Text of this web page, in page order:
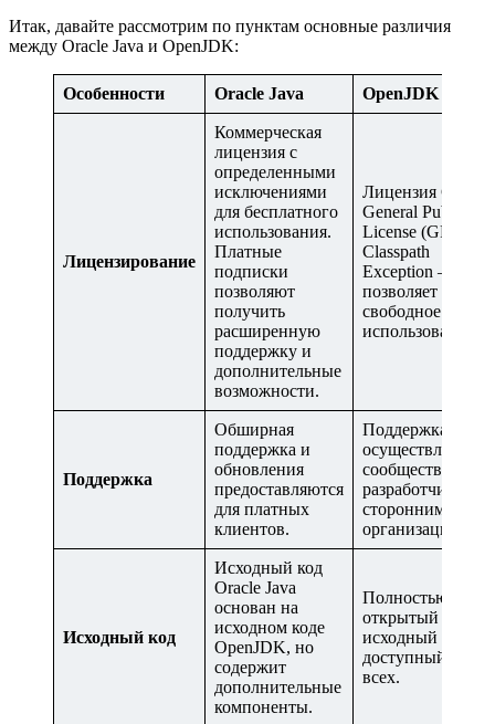
Итак, давайте рассмотрим по пунктам основные различия
между Oracle Java и OpenJDK:
Особенности Oracle Java OpenJDK
Лицензирование
Коммерческая
лицензия с
определенными
исключениями
для бесплатного
использования.
Платные
подписки
позволяют
получить
расширенную
поддержку и
дополнительные
возможности.
Лицензия GNU
General Public
License (GPL) с
Classpath
Exception –
позволяет
свободное
использование.
Поддержка
Обширная
поддержка и
обновления
предоставляются
для платных
клиентов.
Поддержка
осуществляется
сообществом
разработчиков и
сторонними
организациями.
Исходный код
Исходный код
Oracle Java
основан на
исходном коде
OpenJDK, но
содержит
дополнительные
компоненты.
Полностью
открытый
исходный код,
доступный для
всех.